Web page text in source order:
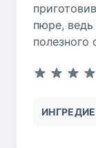
пюре, ведь
полезного